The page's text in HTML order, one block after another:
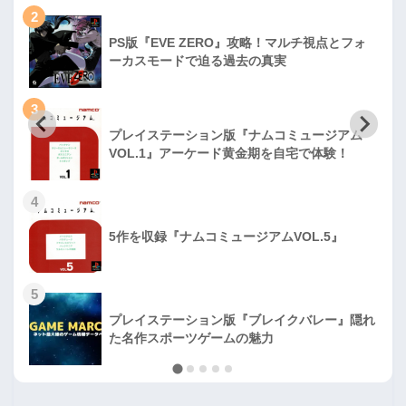
2
PS版『EVE ZERO』攻略！マルチ視点とフォ
ーカスモードで迫る過去の真実
3
プレイステーション版『ナムコミュージアム
VOL.1』アーケード黄金期を自宅で体験！
4
5作を収録『ナムコミュージアムVOL.5』
5
プレイステーション版『ブレイクバレー』隠れ
た名作スポーツゲームの魅力